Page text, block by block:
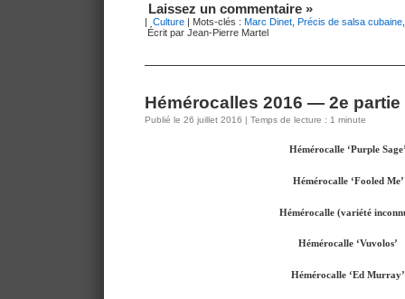
Laissez un commentaire »
| Culture | Mots-clés : Marc Dinet Précis de salsa cubaine
Écrit par Jean-Pierre Martel
Hémérocalles 2016 — 2e partie
Publié le 26 juillet 2016 | Temps de lecture : 1 minute
Hémérocalle ‘Purple
Hémérocalle ‘Fooled Me’
Hémérocalle (variété
Hémérocalle ‘Vuvolos’
Hémérocalle ‘Ed Murray’